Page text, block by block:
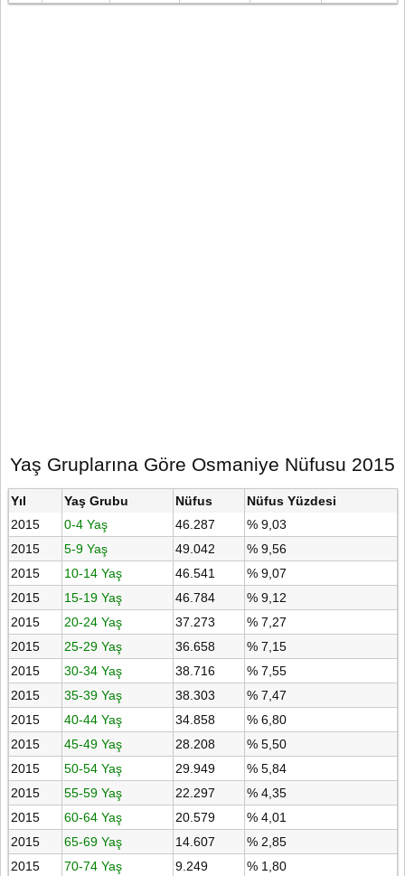
Yaş Gruplarına Göre Osmaniye Nüfusu 2015
Yıl Yaş Grubu Nüfus
Nüfus Yüzdesi
2015
0-4 Yaş 46.287
% 9,03
2015
5-9 Yaş 49.042
% 9,56
2015
10-14 Yaş 46.541
% 9,07
2015
15-19 Yaş 46.784
% 9,12
2015
20-24 Yaş 37.273
% 7,27
2015
25-29 Yaş 36.658
% 7,15
2015
30-34 Yaş 38.716
% 7,55
2015
35-39 Yaş 38.303
% 7,47
2015
40-44 Yaş 34.858
% 6,80
2015
45-49 Yaş 28.208
% 5,50
2015
50-54 Yaş 29.949
% 5,84
2015
55-59 Yaş 22.297
% 4,35
2015
60-64 Yaş 20.579
% 4,01
2015
65-69 Yaş 14.607
% 2,85
2015
70-74 Yaş 9.249 % 1,80